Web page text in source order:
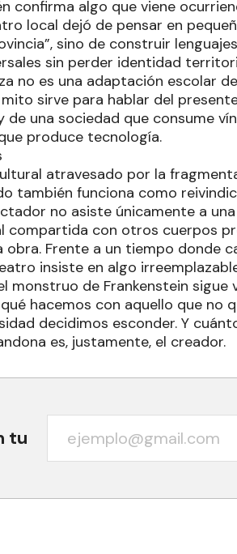
confirma algo que viene
local dejó de pensar en
sino de construir
sin perder identidad
no es una adaptación escolar
sirve para hablar del
de una sociedad que consume
produce tecnología.
atravesado por la
también funciona como
no asiste únicamente a
compartida con otros cuerpos
obra. Frente a un tiempo donde
insiste en algo
monstruo de Frankenstein
hacemos con aquello que no
decidimos esconder. Y
es, justamente, el creador.
tu